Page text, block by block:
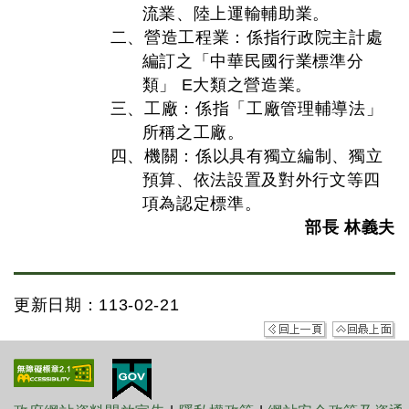
流業、陸上運輸輔助業。
二、營造工程業：係指行政院主計處
編訂之「中華民國行業標準分
類」 E大類之營造業。
三、工廠：係指「工廠管理輔導法」
所稱之工廠。
四、機關：係以具有獨立編制、獨立
預算、依法設置及對外行文等四
項為認定標準。
部長 林義夫
更新日期：113-02-21